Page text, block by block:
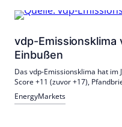
vdp-
Einbußen
Das vdp-Emissionsklima hat im
Score +11 (zuvor +17),
Bankanleihen +16 (zuvor +22).
hoch, der Ausblick ist leicht
EnergyMarkets